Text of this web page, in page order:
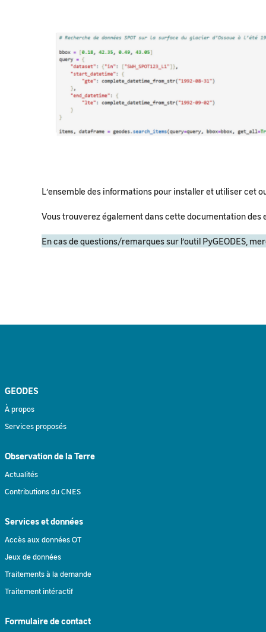
L’ensemble des informations pour installer et utiliser cet
Vous trouverez également dans cette documentation
En cas de questions/remarques sur l’outil PyGEODES,
GEODES
À propos
Services proposés
Observation de la Terre
Actualités
Contributions du CNES
Services et données
Accès aux données OT
Jeux de données
Traitements à la demande
Traitement intéractif
Formulaire de contact